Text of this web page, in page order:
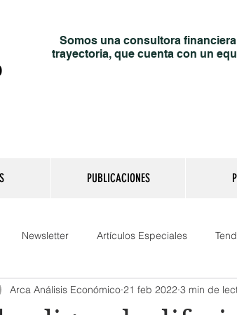
Somos una consultora
trayectoria, que cuenta con un
PUBLICACIONES
Newsletter Artículos Especiales
Arca Análisis Económico 21 feb 2022 3 min de